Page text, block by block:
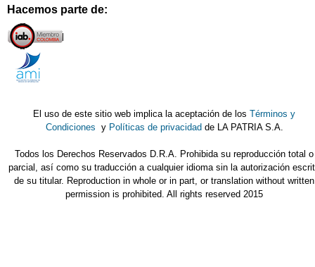
Hacemos parte de:
El uso de este sitio web implica la aceptación de losTérminos y
Condiciones y Políticas de privacidad de LA PATRIA S.A.
Todos los Derechos Reservados D.R.A. Prohibida su reproducción total o
parcial, así como su traducción a cualquier idioma sin la autorización
de su titular. Reproduction in whole or in part, or translation without written
permission is prohibited. All rights reserved 2015